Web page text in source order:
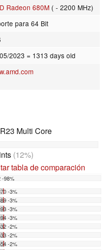
Radeon 680M( - 2200 MHz)
para 64 Bit
2023 = 1313 days old
Multi Core
(12%)
tabla de comparación
-98%
-3%
-3%
-3%
-3%
-2%
-2%
-2%